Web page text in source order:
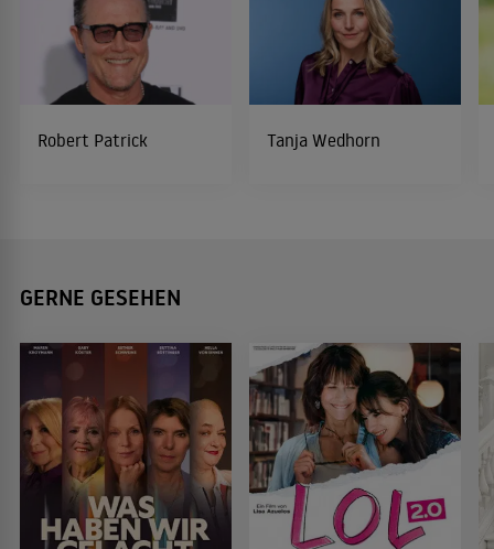
Robert Patrick Tanja Wedhorn
GERNE GESEHEN